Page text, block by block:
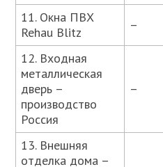
11. Окна ПВХ
Rehau Blitz
–
12. Входная
металлическая
дверь –
производство
Россия
–
13. Внешняя
отделка дома –